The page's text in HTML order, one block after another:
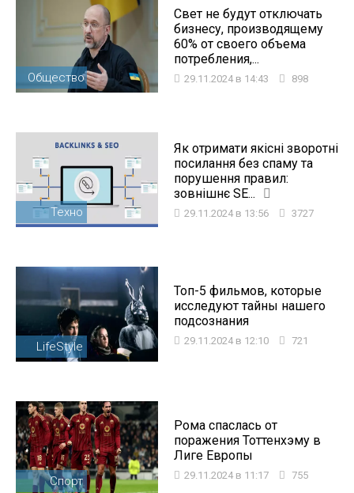
Общество
Свет не будут отключать
бизнесу, производящему
60% от своего объема
потребления,...
29.11.2024 в 14:43 898
Техно
Як отримати якісні зворотні
посилання без спаму та
порушення правил:
зовнішнє SE...
29.11.2024 в 13:56 3727
LifeStyle
Топ-5 фильмов, которые
исследуют тайны нашего
подсознания
29.11.2024 в 12:10 721
Спорт
Рома спаслась от
поражения Тоттенхэму в
Лиге Европы
29.11.2024 в 11:17 755